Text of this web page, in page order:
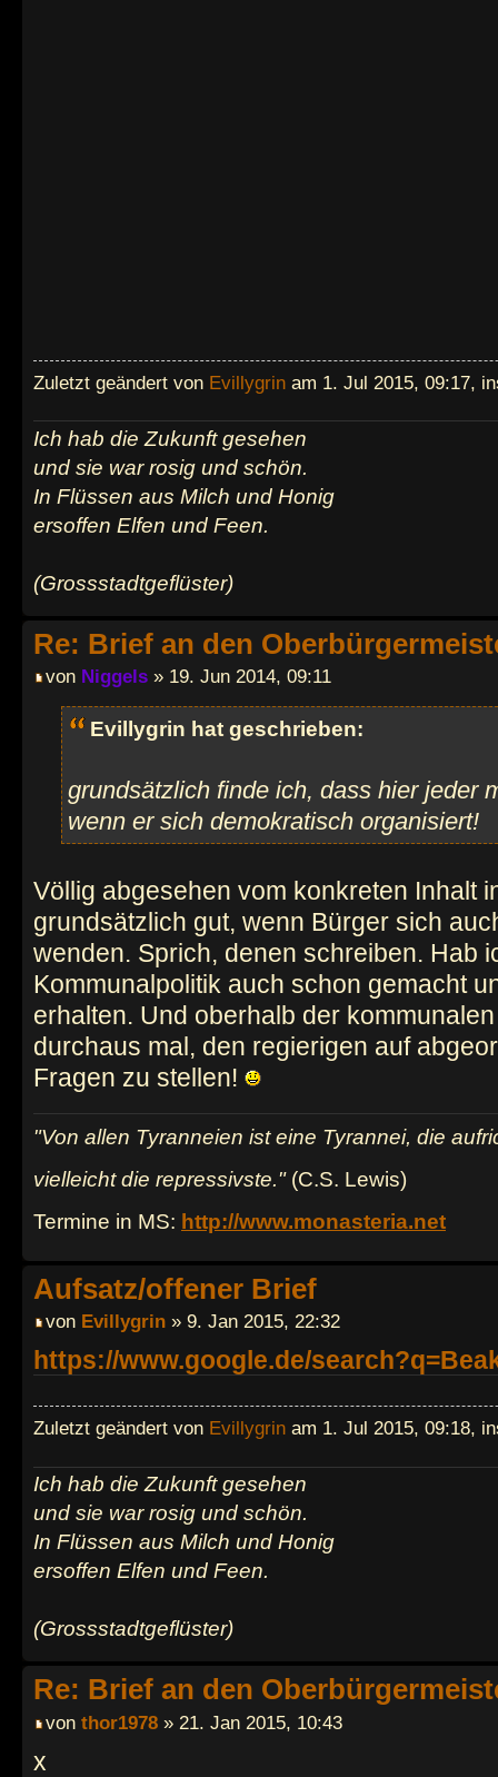
Zuletzt geändert von Evillygrin am 1. Jul 2015, 09:17,
Ich hab die Zukunft gesehen
und sie war rosig und schön.
In Flüssen aus Milch und Honig
ersoffen Elfen und Feen.
(Grossstadtgeflüster)
Re: Brief an den
von Niggels » 19. Jun 2014, 09:11
Evillygrin hat geschrieben:
grundsätzlich finde ich, dass hier jeder
wenn er sich demokratisch organisiert!
Völlig abgesehen vom konkreten Inhalt
grundsätzlich gut, wenn Bürger sich
wenden. Sprich, denen schreiben. Hab
Kommunalpolitik auch schon gemacht
erhalten. Und oberhalb der
durchaus mal, den regierigen auf
Fragen zu stellen!
"Von allen Tyranneien ist eine Tyrannei, die
vielleicht die repressivste."(C.S. Lewis)
Termine in MS: http://www.monasteria.net
Aufsatz/offener Brief
von Evillygrin » 9. Jan 2015, 22:32
https://www.google.de/
Zuletzt geändert von Evillygrin am 1. Jul 2015, 09:18,
Ich hab die Zukunft gesehen
und sie war rosig und schön.
In Flüssen aus Milch und Honig
ersoffen Elfen und Feen.
(Grossstadtgeflüster)
Re: Brief an den
von thor1978 » 21. Jan 2015, 10:43
x